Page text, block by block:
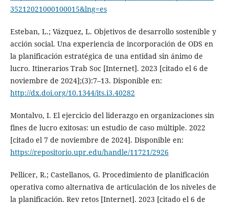
35212021000100015&lng=es
Esteban, L.; Vázquez, L. Objetivos de desarrollo sostenible y
acción social. Una experiencia de incorporación de ODS en
la planificación estratégica de una entidad sin ánimo de
lucro. Itinerarios Trab Soc [Internet]. 2023 [citado el 6 de
noviembre de 2024];(3):7–13. Disponible en:
http://dx.doi.org/10.1344/its.i3.40282
Montalvo, I. El ejercicio del liderazgo en organizaciones sin
fines de lucro exitosas: un estudio de caso múltiple. 2022
[citado el 7 de noviembre de 2024]. Disponible en:
https://repositorio.upr.edu/handle/11721/2926
Pellicer, R.; Castellanos, G. Procedimiento de planificación
operativa como alternativa de articulación de los niveles de
la planificación. Rev retos [Internet]. 2023 [citado el 6 de